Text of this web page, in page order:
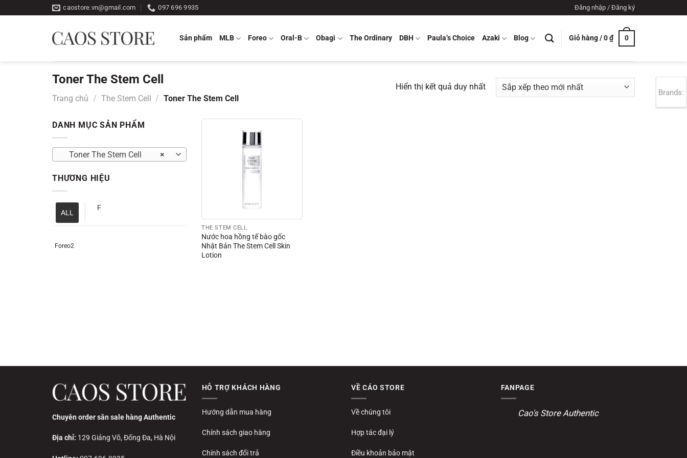
qua
caostore.vn@gmail.com 097 696 9935 Đăng nhập / Đăng ký
Sản phẩm MLB Foreo Oral-B Obagi The Ordinary DBH Paula’s Choice Azaki Blog Giỏ hàng /0₫ 0
Toner The Stem Cell
Trang chủ / The Stem Cell / Toner The Stem Cell
Hiển thị kết quả duy nhất
DANH MỤC SẢN PHẨM
×
Toner The Stem Cell
THƯƠNG HIỆU
ALL
F
Foreo2
THE STEM CELL
Nước hoa hồng tế bào gốc
Nhật Bản The Stem Cell Skin
Lotion
Chuyên order săn sale hàng Authentic
Địa chỉ: 129 Giảng Võ, Đống Đa, Hà Nội
HỖ TRỢ KHÁCH HÀNG
Hướng dẫn mua hàng
Chính sách giao hàng
Chính sách đổi trả
VỀ CÁO STORE
Về chúng tôi
Hợp tác đại lý
Điều khoản bảo mật
FANPAGE
Cao's Store Authentic
Brands: